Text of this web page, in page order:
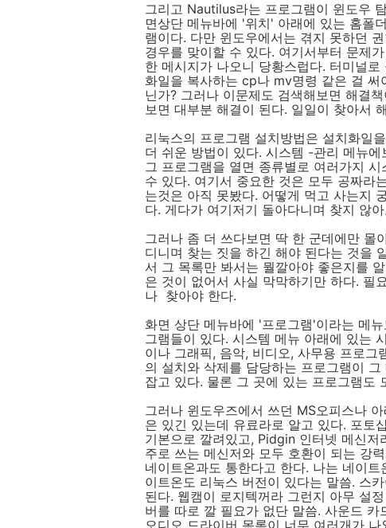
그리고 Nautilus라는 프로그램이 윈도우
면상단 메뉴바에 '위치' 아래에 있는 홈폴
램이다. 다만 윈도우에서는 겪지 못하던
경우를 맞이할 수 있다. 여기서부터 문제
한 메시지가 나오니 당황스럽다. 터미널
화일을 복사하는 cp나 mv명령 같은 걸
닌가? 그러나 이문제도 검색해보면 해결
보면 대부분 해결이 된다. 일일이 찾아서
리눅스의 프로그램 설치방법은 설치화일
더 쉬운 방법이 있다. 시스템 -관리 메뉴
그 프로그램을 열면 종류별로 여러가지
수 있다. 여기서 중요한 것은 모두 공짜라
는것은 아직 못봤다. 어떻게 먹고 사는지
다. 게다가 여기저기 돌아다니며 찾지 않
그러나 좀 더 쓰다보면 딱 한 군데에만 몰
디니며 찾는 짓을 하긴 해야 된다는 것을
서 그 목록만 봐서는 뭘깔아야 좋은지를
은 것이 없어서 사실 막막하기만 하다. 필
나 찾아야 한다.
화면 상단 메뉴바에 '프로그램'이라는 메
그램들이 있다. 시스템 메뉴 아래에 있는
이나 그래픽, 음악, 비디오, 사무용 프로
의 설치와 삭제를 담당하는 프로그램이
잡고 있다. 물론 그 곳에 있는 프로그램도
그러나 윈도우즈에서 쓰던 MS오피스나
은 있긴 있는데 유료라로 알고 있다. 포토
기본으로 깔려있고, Pidgin 인터넷 메신
주로 쓰는 메신저와 모두 호환이 되는 강
네이트온과도 통한다고 한다. 나는 네이
이트온도 리눅스 버전이 있다는 말씀. 스
된다. 웹캠이 로지텍꺼라 그런지 아무 설
버를 따로 깔 필요가 없단 말씀. 사운드
오디오 드라이버 목록이 너무 여러개가